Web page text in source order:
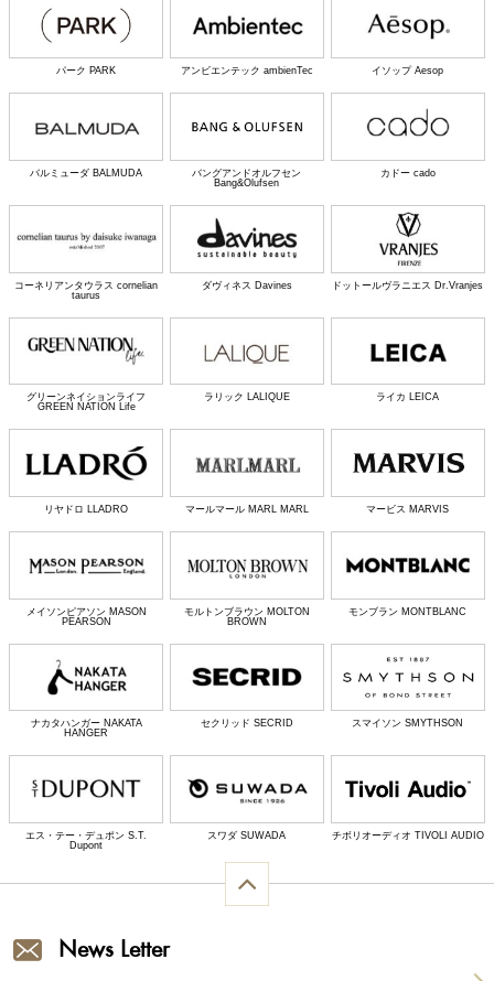
パーク PARK アンビエンテック ambienTec イソップ Aesop
バルミューダ BALMUDA
バングアンドオルフセン
Bang&Olufsen
カドー cado
コーネリアンタウラス cornelian
taurus
ダヴィネス Davines ドットールヴラニエス Dr.Vranjes
グリーンネイションライフ
GREEN NATION Life
ラリック LALIQUE ライカ LEICA
リヤドロ LLADRO マールマール MARL MARL マービス MARVIS
メイソンピアソン MASON
PEARSON
モルトンブラウン MOLTON
BROWN
モンブラン MONTBLANC
ナカタハンガー NAKATA
HANGER
セクリッド SECRID スマイソン SMYTHSON
エス・テー・デュポン S.T.
Dupont
スワダ SUWADA チボリオーディオ TIVOLI AUDIO
News Letter